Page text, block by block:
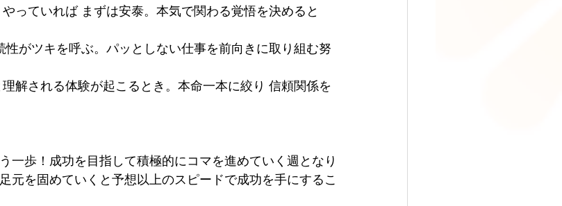
っていれば まずは安泰。本気で関わる覚悟を決めると
性がツキを呼ぶ。パッとしない仕事を前向きに取り組む努
解される体験が起こるとき。本命一本に絞り 信頼関係を
一歩！成功を目指して積極的にコマを進めていく週となり
元を固めていくと予想以上のスピードで成功を手にするこ